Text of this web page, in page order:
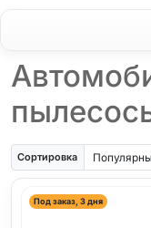
Сортировка
Под заказ, 3 дня